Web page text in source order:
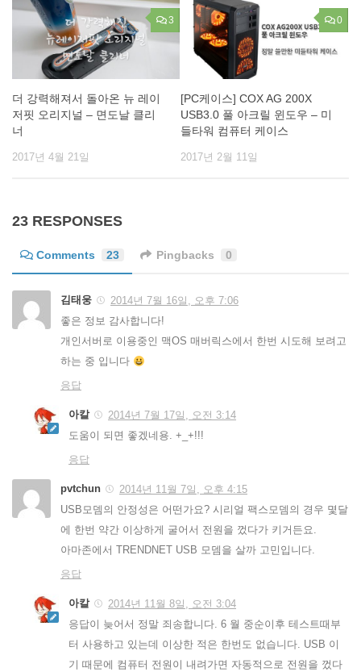
3
더 강력해져서 돌아온 뉴 레이
저핏 오리지널 – 면도날 클리
너
2017년 4월 21일
0
[PC케이스] COX AG 200X
USB3.0 풀 아크릴 윈도우 – 미
들타워 컴퓨터 케이스
2017년 2월 11일
23 RESPONSES
Comments 23 Pingbacks 0
김태웅
2014년 7월 16일, 오후 7:06
좋은 정보 감사합니다!
개인서버로 이용중인 맥OS 매버릭스에서 한번 시도해 보려고
하는 중 입니다
응답
아칼
2014년 7월 17일, 오전 3:14
도움이 되면 좋겠네용. +_+!!!
응답
pvtchun
2014년 11월 7일, 오후 4:15
USB모뎀의 안정성은 어떤가요? 시리얼 팩스모뎀의 경우 몇달
에 한번 약간 이상하게 굴어서 전원을 껐다가 키거든요.
아마존에서 TRENDNET USB 모뎀을 살까 고민입니다.
응답
아칼
2014년 11월 8일, 오전 3:04
응답이 늦어서 정말 죄송합니다. 6 월 중순이후 테스트때부
터 사용하고 있는데 이상한 적은 한번도 없습니다. USB 이
기 때문에 컴퓨터 전원이 내려가면 자동적으로 전원을 껐다